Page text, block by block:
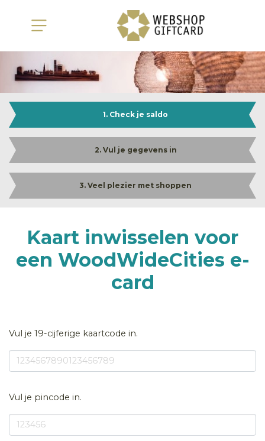
1. Check je saldo
2. Vul je gegevens in
3. Veel plezier met shoppen
Kaart inwisselen voor
een WoodWideCities e-
card
Vul je 19-cijferige kaartcode in.
Vul je pincode in.